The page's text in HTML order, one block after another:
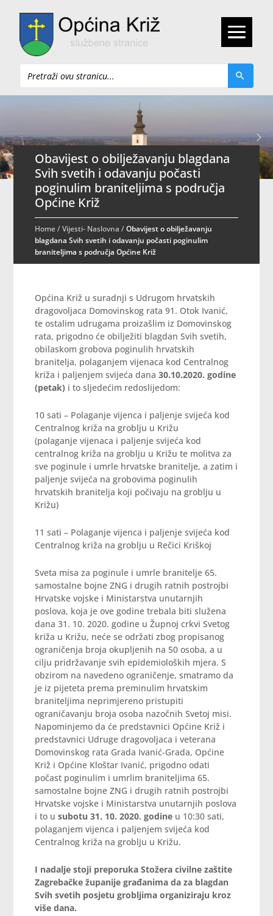
Pretraži
Obavijest o obilježavanju blagdana
Svih svetih i odavanju počasti
poginulim braniteljima s područja
Općine Križ
Home/Vijesti- Naslovna /Obavijest o obilježavanju
blagdana Svih svetih i odavanju počasti poginulim
braniteljima s područja Općine Križ
Općina Križ u suradnji s Udrugom hrvatskih
dragovoljaca Domovinskog rata 91. Otok Ivanić,
te ostalim udrugama proizašlim iz Domovinskog
rata, prigodno će obilježiti blagdan Svih svetih,
obilaskom grobova poginulih hrvatskih
branitelja, polaganjem vijenaca kod Centralnog
križa i paljenjem svijeća dana30.10.2020. godine
(petak) i to sljedećim redoslijedom:
10 sati – Polaganje vijenca i paljenje svijeća kod
Centralnog križa na groblju u Križu
(polaganje vijenaca i paljenje svijeća kod
centralnog križa na groblju u Križu te molitva za
sve poginule i umrle hrvatske branitelje, a zatim i
paljenje svijeća na grobovima poginulih
hrvatskih branitelja koji počivaju na groblju u
Križu)
11 sati – Polaganje vijenca i paljenje svijeća kod
Centralnog križa na groblju u Rečici Kriškoj
Sveta misa za poginule i umrle branitelje 65.
samostalne bojne ZNG i drugih ratnih postrojbi
Hrvatske vojske i Ministarstva unutarnjih
poslova, koja je ove godine trebala biti služena
dana 31. 10. 2020. godine u Župnoj crkvi Svetog
križa u Križu, neće se održati zbog propisanog
ograničenja broja okupljenih na 50 osoba, a u
cilju pridržavanje svih epidemioloških mjera. S
obzirom na navedeno ograničenje, smatramo da
je iz pijeteta prema preminulim hrvatskim
braniteljima neprimjereno pristupiti
ograničavanju broja osoba nazočnih Svetoj misi.
Napominjemo da će predstavnici Općine Križ i
predstavnici Udruge dragovoljaca i veterana
Domovinskog rata Grada Ivanić-Grada, Općine
Križ i Općine Kloštar Ivanić, prigodno odati
počast poginulim i umrlim braniteljima 65.
samostalne bojne ZNG i drugih ratnih postrojbi
Hrvatske vojske i Ministarstva unutarnjih poslova
i to usubotu 31. 10. 2020. godine u 10:30 sati,
polaganjem vijenca i paljenjem svijeća kod
Centralnog križa na groblju u Križu.
I nadalje stoji preporuka Stožera civilne zaštite
Zagrebačke županije građanima da za blagdan
Svih svetih posjetu grobljima organiziraju kroz
više dana.